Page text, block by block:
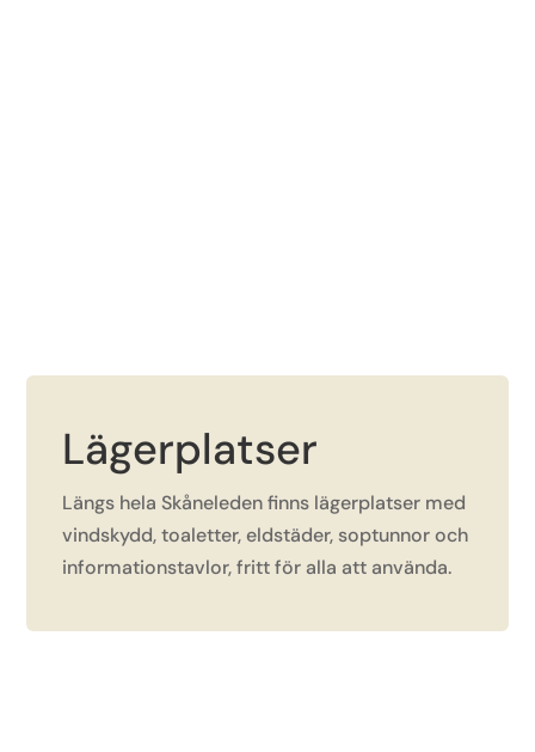
Lägerplatser
Längs hela Skåneleden finns lägerplatser med
vindskydd, toaletter, eldstäder, soptunnor och
informationstavlor, fritt för alla att använda.